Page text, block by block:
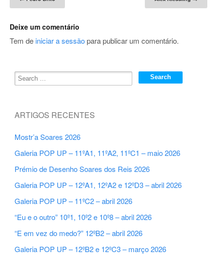
Deixe um comentário
Tem de iniciar a sessãopara publicar um comentário.
ARTIGOS RECENTES
Mostr’a Soares 2026
Galeria POP UP – 11ºA1, 11ºA2, 11ºC1 – maio 2026
Prémio de Desenho Soares dos Reis 2026
Galeria POP UP – 12ºA1, 12ºA2 e 12ºD3 – abril 2026
Galeria POP UP – 11ºC2 – abril 2026
“Eu e o outro” 10º1, 10º2 e 10º8 – abril 2026
“E em vez do medo?” 12ºB2 – abril 2026
Galeria POP UP – 12ºB2 e 12ºC3 – março 2026